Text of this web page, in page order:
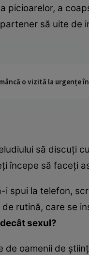
picioarelor, a
să uite de
o vizită la urgențe
să discuţi
începe să faceţi
i spui la telefon,
rutină, care se
sexul?
oamenii de